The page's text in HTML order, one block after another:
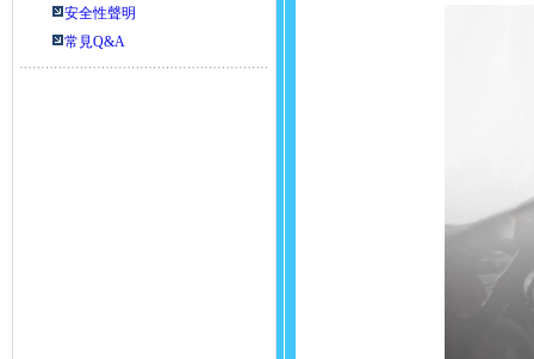
安全性聲明
常見Q&A